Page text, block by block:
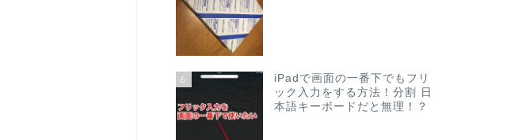
6
iPadで画面の一番下でもフリ
ック入力をする方法！分割 日
本語キーボードだと無理！？